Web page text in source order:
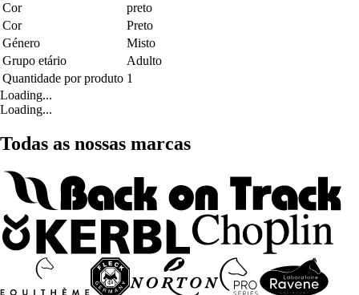
Cor
preto
Cor
Preto
Género
Misto
Grupo etário
Adulto
Quantidade por produto 1
Loading...
Loading...
Todas as nossas marcas